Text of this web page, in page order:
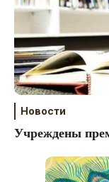
Новости
Учреждены